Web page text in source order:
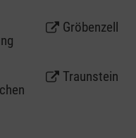
Gröbenzell
Traunstein